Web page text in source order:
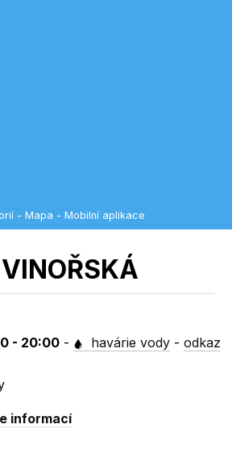
- Mapa - Mobilní aplikace
VINOŘSKÁ
- 20:00 - havárie vody -odkaz
informací